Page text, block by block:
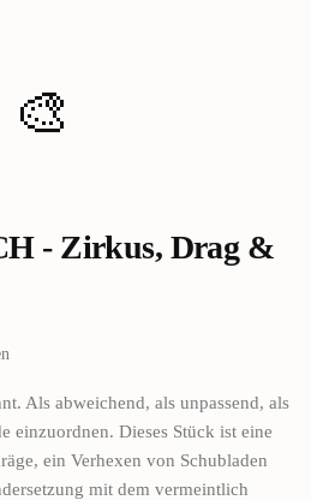
🎨
- Zirkus, Drag &
Als abweichend, als unpassend, als
einzuordnen. Dieses Stück ist eine
ein Verhexen von Schubladen
mit dem vermeintlich